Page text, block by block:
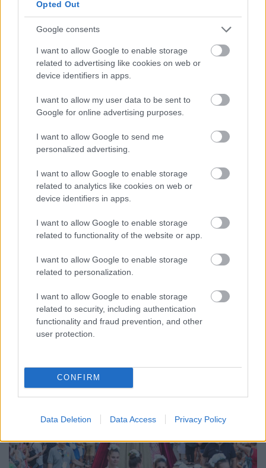
Opted Out
Google consents
I want to allow Google to enable storage
related to advertising like cookies on web or
device identifiers in apps.
I want to allow my user data to be sent to
Google for online advertising purposes.
I want to allow Google to send me
personalized advertising.
I want to allow Google to enable storage
related to analytics like cookies on web or
device identifiers in apps.
I want to allow Google to enable storage
related to functionality of the website or app.
I want to allow Google to enable storage
related to personalization.
I want to allow Google to enable storage
related to security, including authentication
functionality and fraud prevention, and other
user protection.
CONFIRM
Data Deletion Data Access Privacy Policy
ENERGIATAKARÉKOSSÁG: KORÁBBAN KEZDŐDIK
MÉRKŐZÉSE
Az energiaellátás tehermentesítése érdekében másfél órával
előrébb hozták a Brest Bretagne Handball elleni találkozó
kezdését.
1 hozzászólás